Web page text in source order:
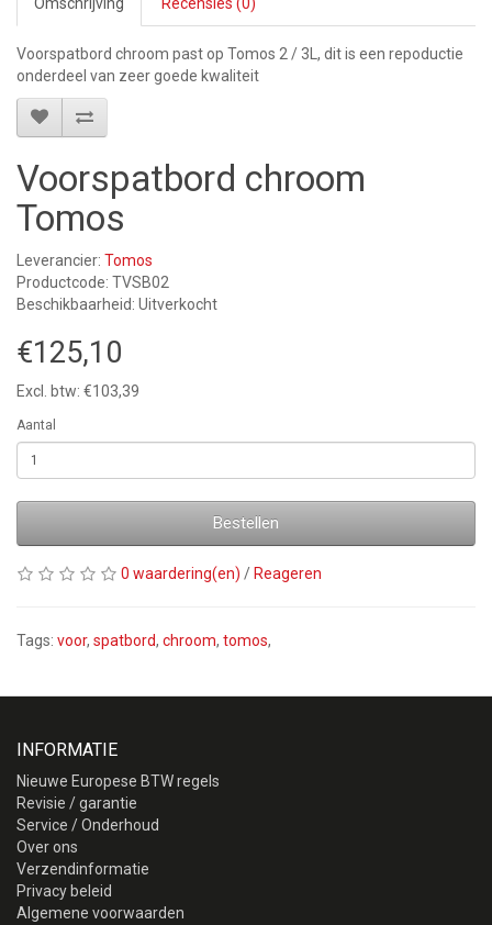
Voorspatbord chroom past op Tomos 2 / 3L, dit is een repoductie
onderdeel van zeer goede kwaliteit
Voorspatbord chroom
Tomos
Leverancier: Tomos
Productcode: TVSB02
Beschikbaarheid: Uitverkocht
€125,10
Excl. btw: €103,39
Aantal
Bestellen
0 waardering(en) / Reageren
Tags: voor, spatbord, chroom, tomos,
INFORMATIE
Nieuwe Europese BTW regels
Revisie / garantie
Service / Onderhoud
Over ons
Verzendinformatie
Privacy beleid
Algemene voorwaarden